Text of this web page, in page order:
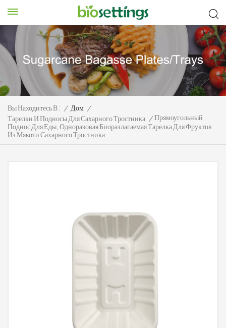
Вы Находитесь В : / Дом /
Тарелки И Подносы Для Сахарного Тростника / Прямоугольный
Поднос Для Еды, Одноразовая Биоразлагаемая Тарелка Для Фруктов
Из Мякоти Сахарного Тростника